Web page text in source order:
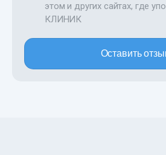
этом и других сайтах, где
КЛИНИК
Оставить